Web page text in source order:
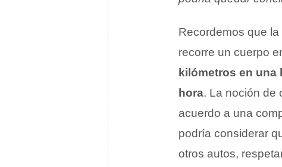
Recordemos que la
recorre un cuerpo
kilómetros en una
hora. La noción de
acuerdo a una
podría considerar
otros autos,